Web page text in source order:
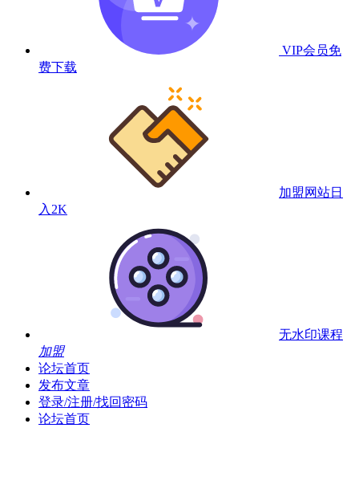
VIP会员免
费下载
加盟网站日
入2K
无水印课程
加盟
论坛首页
发布文章
登录/注册/找回密码
论坛首页